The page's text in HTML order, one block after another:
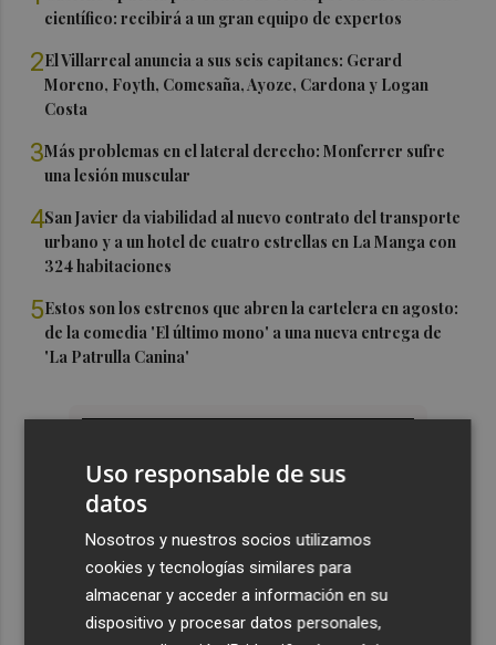
científico: recibirá a un gran equipo de expertos
2El Villarreal anuncia a sus seis capitanes: Gerard
Moreno, Foyth, Comesaña, Ayoze, Cardona y Logan
Costa
3Más problemas en el lateral derecho: Monferrer sufre
una lesión muscular
4San Javier da viabilidad al nuevo contrato del transporte
urbano y a un hotel de cuatro estrellas en La Manga con
324 habitaciones
5Estos son los estrenos que abren la cartelera en agosto:
de la comedia 'El último mono' a una nueva entrega de
'La Patrulla Canina'
Uso responsable de sus
datos
Nosotros y nuestros socios utilizamos
cookies y tecnologías similares para
almacenar y acceder a información en su
dispositivo y procesar datos personales,